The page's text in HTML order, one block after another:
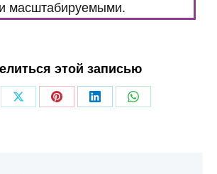
масштабируемыми.
этой записью